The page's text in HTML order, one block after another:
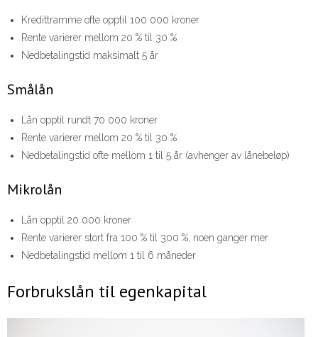
Kredittramme ofte opptil 100 000 kroner
Rente varierer mellom 20 % til 30 %
Nedbetalingstid maksimalt 5 år
Smålån
Lån opptil rundt 70 000 kroner
Rente varierer mellom 20 % til 30 %
Nedbetalingstid ofte mellom 1 til 5 år (avhenger av lånebeløp)
Mikrolån
Lån opptil 20 000 kroner
Rente varierer stort fra 100 % til 300 %, noen ganger mer
Nedbetalingstid mellom 1 til 6 måneder
Forbrukslån til egenkapital